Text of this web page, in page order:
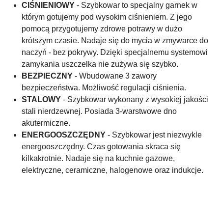
CIŚNIENIOWY - Szybkowar to specjalny garnek w
którym gotujemy pod wysokim ciśnieniem. Z jego
pomocą przygotujemy zdrowe potrawy w dużo
krótszym czasie. Nadaje się do mycia w zmywarce do
naczyń - bez pokrywy. Dzięki specjalnemu systemowi
zamykania uszczelka nie zużywa się szybko.
BEZPIECZNY - Wbudowane 3 zawory
bezpieczeństwa. Możliwość regulacji ciśnienia.
STALOWY - Szybkowar wykonany z wysokiej jakości
stali nierdzewnej. Posiada 3-warstwowe dno
akutermiczne.
ENERGOOSZCZĘDNY - Szybkowar jest niezwykle
energooszczędny. Czas gotowania skraca się
kilkakrotnie. Nadaje się na kuchnie gazowe,
elektryczne, ceramiczne, halogenowe oraz indukcje.